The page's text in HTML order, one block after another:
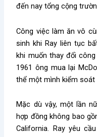
đến nay tổng cộng
Công việc làm ăn vô
sinh khi Ray liên tục
khi muốn thay đổi
1961 ông mua lại
thể một mình kiểm soát
Mặc dù vậy, một lần
hợp đồngkhông bao
California. Ray yêu